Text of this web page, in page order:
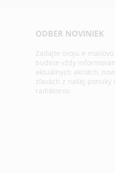
ODBER NOVINIEK
Zadajte svoju e-
budete vždy
aktuálnych akciách,
zľavách z našej ponuky
radiátorov.